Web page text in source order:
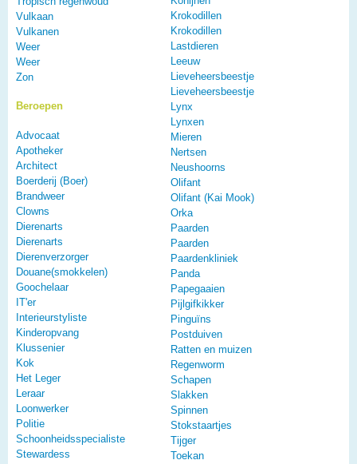
Vulkaan
Vulkanen
Weer
Weer
Zon
Beroepen
Advocaat
Apotheker
Architect
Boerderij (Boer)
Brandweer
Clowns
Dierenarts
Dierenarts
Dierenverzorger
Douane(smokkelen)
Goochelaar
IT'er
Interieurstyliste
Kinderopvang
Klussenier
Kok
Het Leger
Leraar
Loonwerker
Politie
Schoonheidsspecialiste
Stewardess
Krokodillen
Krokodillen
Lastdieren
Leeuw
Lieveheersbeestje
Lieveheersbeestje
Lynx
Lynxen
Mieren
Nertsen
Neushoorns
Olifant
Olifant (Kai Mook)
Orka
Paarden
Paarden
Paardenkliniek
Panda
Papegaaien
Pijlgifkikker
Pinguïns
Postduiven
Ratten en muizen
Regenworm
Schapen
Slakken
Spinnen
Stokstaartjes
Tijger
Toekan